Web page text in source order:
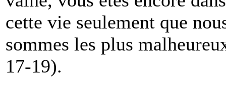
cette vie seulement que
sommes les plus
17-19).